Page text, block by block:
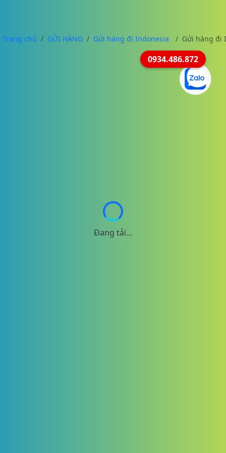
Trang chủ GỬI HÀNG Gửi hàng đi Indonesia Gửi hàng đi
Đang tải...
0934.486.872